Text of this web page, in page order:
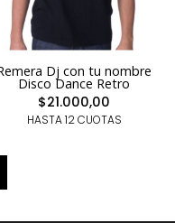
Dj con tu nombre
Disco Dance Retro
$21.000,00
HASTA 12 CUOTAS